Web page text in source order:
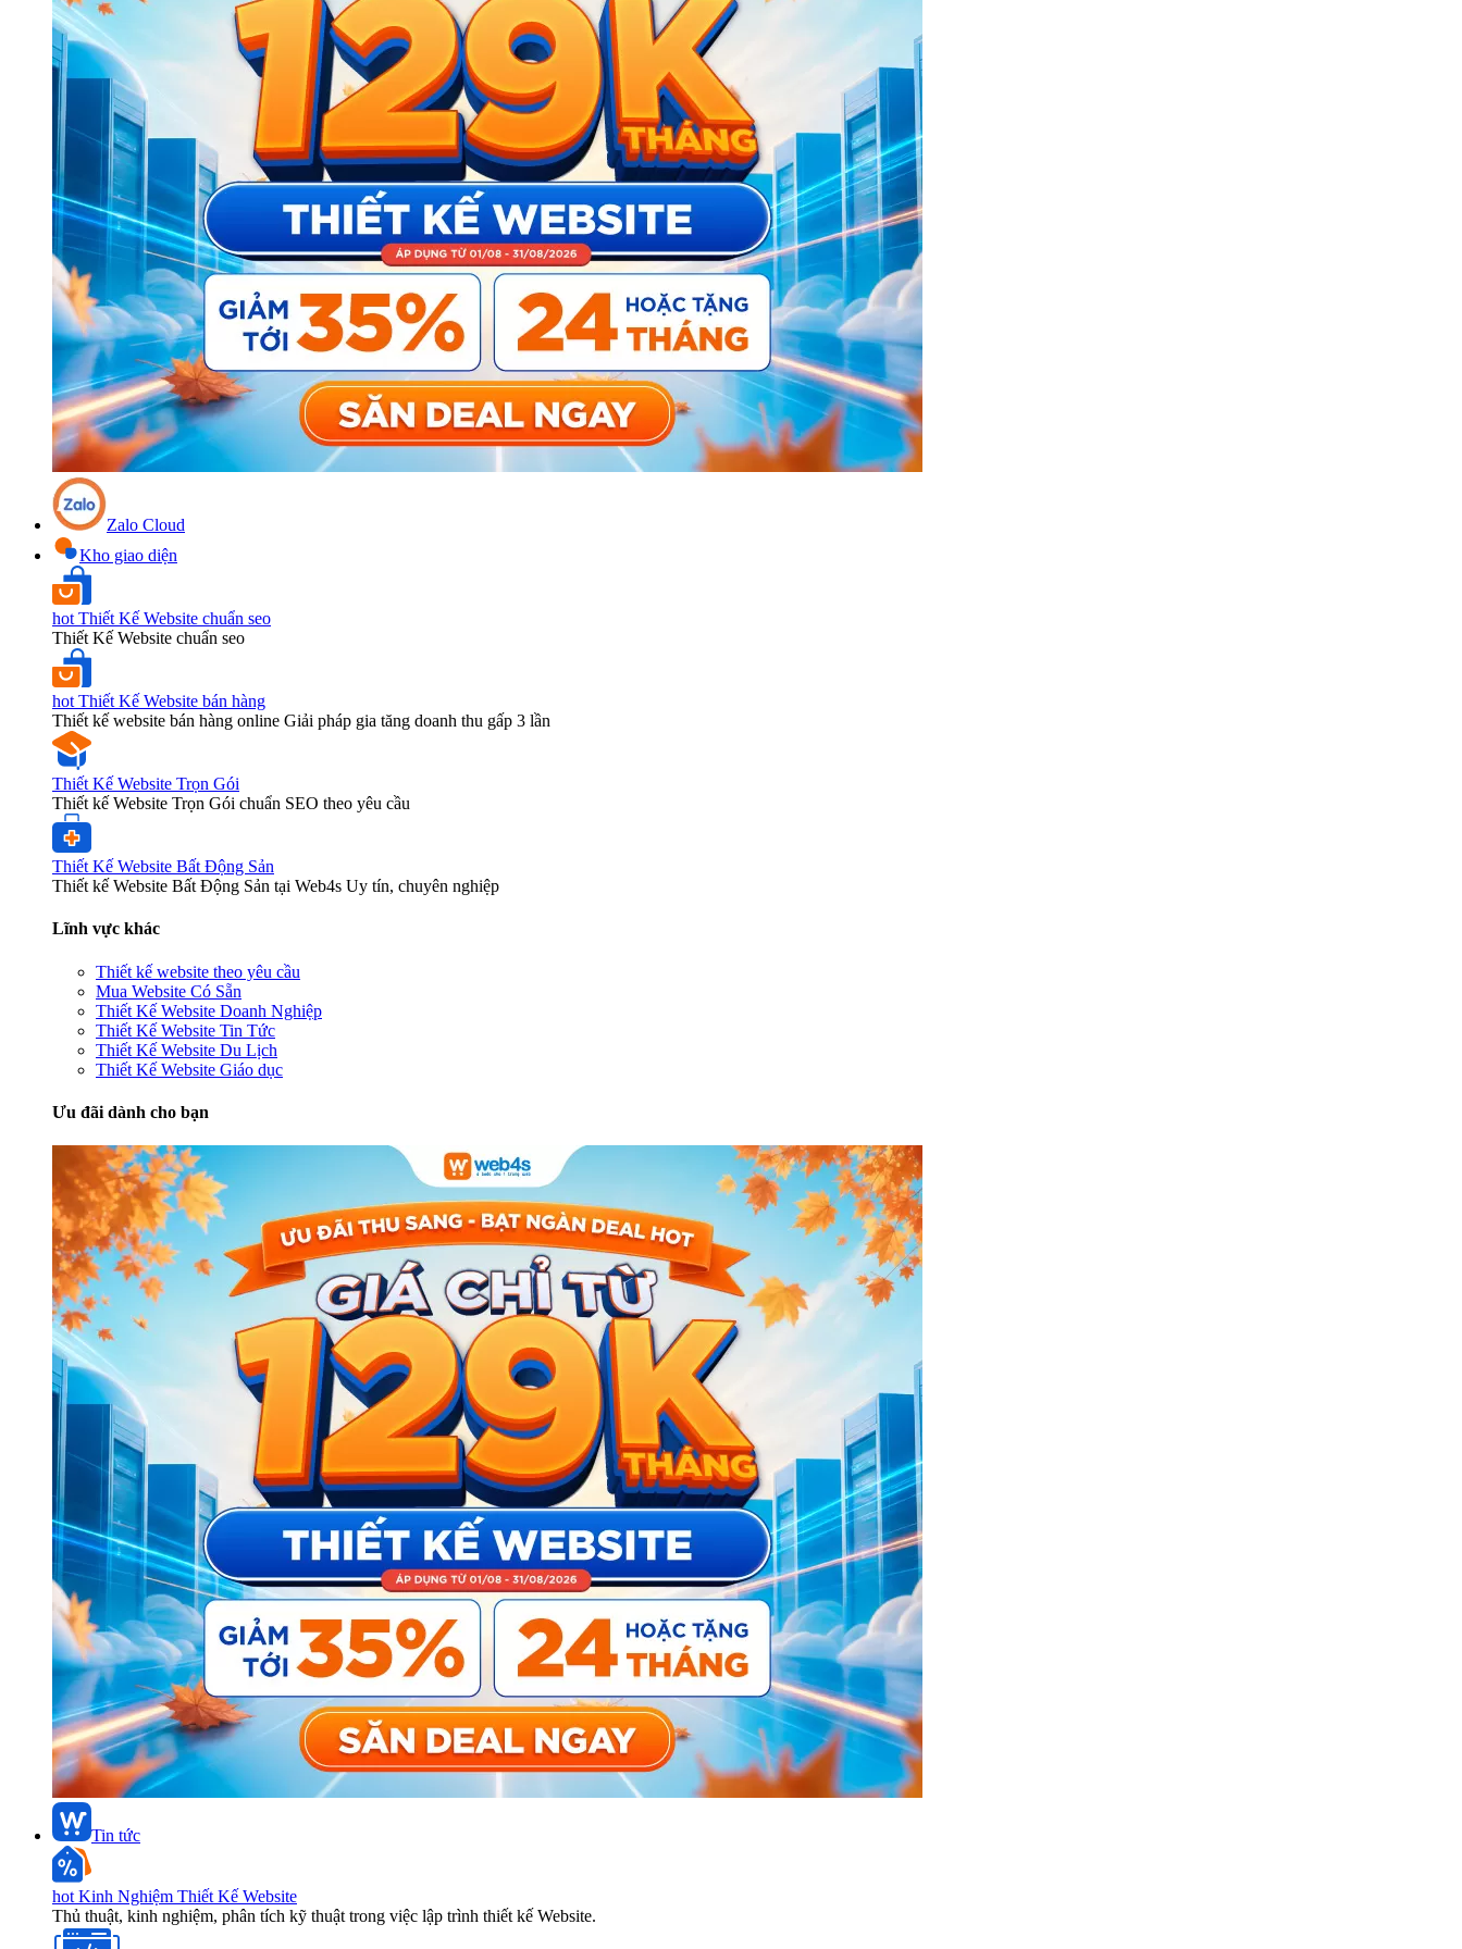
Zalo Cloud
Kho giao diện
hot Thiết Kế Website chuẩn seo
Thiết Kế Website chuẩn seo
hot Thiết Kế Website bán hàng
Thiết kế website bán hàng online Giải pháp gia tăng doanh thu gấp 3 lần
Thiết Kế Website Trọn Gói
Thiết kế Website Trọn Gói chuẩn SEO theo yêu cầu
Thiết Kế Website Bất Động Sản
Thiết kế Website Bất Động Sản tại Web4s Uy tín, chuyên nghiệp
Lĩnh vực khác
Thiết kế website theo yêu cầu
Mua Website Có Sẵn
Thiết Kế Website Doanh Nghiệp
Thiết Kế Website Tin Tức
Thiết Kế Website Du Lịch
Thiết Kế Website Giáo dục
Ưu đãi dành cho bạn
Tin tức
hot Kinh Nghiệm Thiết Kế Website
Thủ thuật, kinh nghiệm, phân tích kỹ thuật trong việc lập trình thiết kế Website.